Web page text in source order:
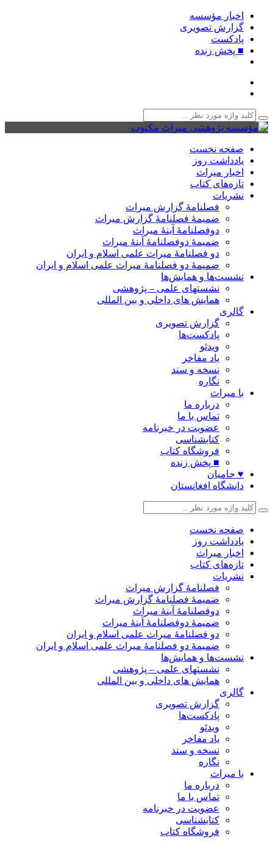
اخبار مؤسسه
گزارش تصویری
پادکست‌
■ پخش زنده
صفحه نخست
یادداشت روز
اخبار میراث
تازه‌های کتاب
نشریات
فصلنامۀ گزارش میراث
ضمیمۀ فصلنامۀ گزارش میراث
دوفصلنامۀ آینۀ میراث
ضمیمۀ دوفصلنامۀ آینۀ میراث
دو فصلنامۀ میراث علمی اسلام و ایران
ضمیمۀ دو فصلنامۀ میراث علمی اسلام و ایران
نشست‌ها و همایش‌ها
نشستهای علمی – پژوهشی
همایش های داخلی و بین المللی
گالری
گزارش تصویری
پادکست‌ها
ویدئو
یاد مفاخر
نسخه و سند
نگاره
با میراث
درباره ما
تماس با ما
عضویت در خبرنامه
کتابشناسی
فروشگاه کتاب
■ پخش زنده
♥ حامیان
دانشگاه افغانستان
صفحه نخست
یادداشت روز
اخبار میراث
تازه‌های کتاب
نشریات
فصلنامۀ گزارش میراث
ضمیمۀ فصلنامۀ گزارش میراث
دوفصلنامۀ آینۀ میراث
ضمیمۀ دوفصلنامۀ آینۀ میراث
دو فصلنامۀ میراث علمی اسلام و ایران
ضمیمۀ دو فصلنامۀ میراث علمی اسلام و ایران
نشست‌ها و همایش‌ها
نشستهای علمی – پژوهشی
همایش های داخلی و بین المللی
گالری
گزارش تصویری
پادکست‌ها
ویدئو
یاد مفاخر
نسخه و سند
نگاره
با میراث
درباره ما
تماس با ما
عضویت در خبرنامه
کتابشناسی
فروشگاه کتاب